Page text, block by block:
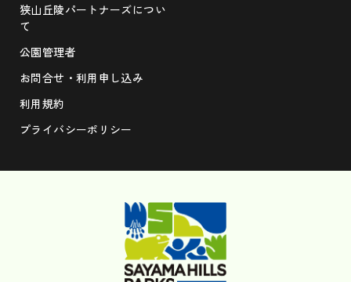
狭山丘陵パートナーズについ
て
公園管理者
お問合せ・利用申し込み
利用規約
プライバシーポリシー